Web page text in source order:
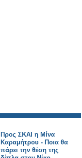
Προς ΣΚΑΪ η Μίνα
Καραμήτρου - Ποια θα
πάρει την θέση της